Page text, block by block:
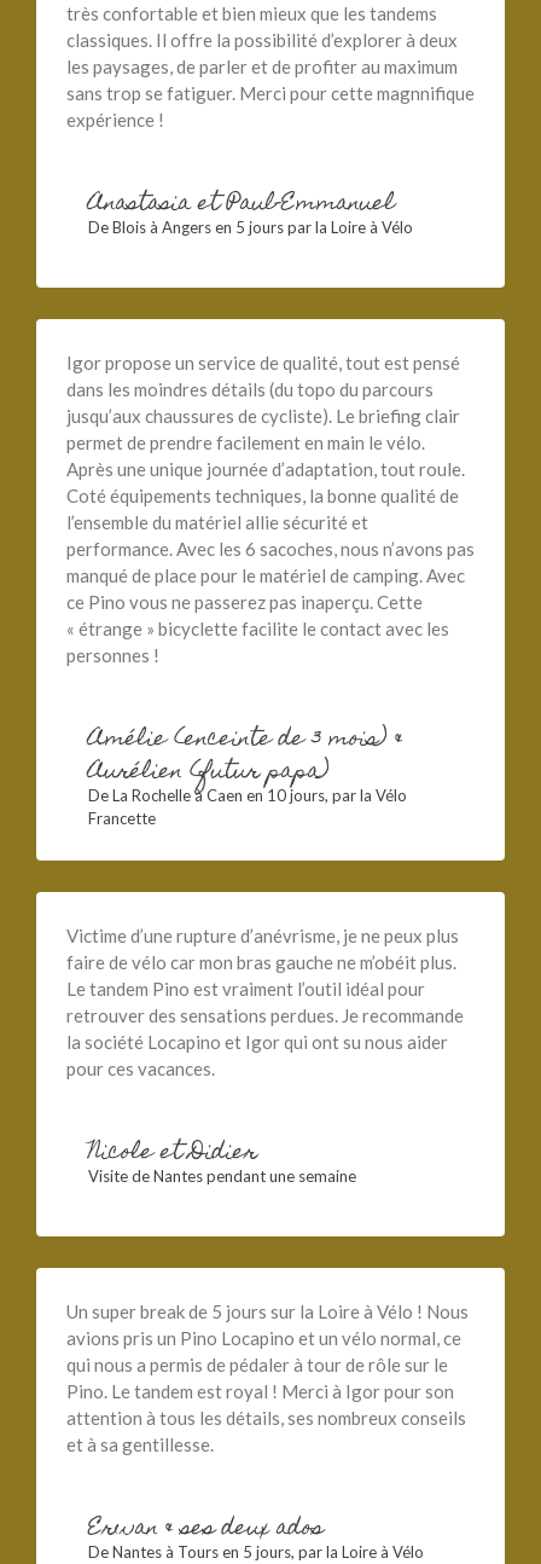
très confortable et bien mieux que les tandems
classiques. Il offre la possibilité d’explorer à deux
les paysages, de parler et de profiter au maximum
sans trop se fatiguer. Merci pour cette magnnifique
expérience !
Anastasia et Paul-Emmanuel
De Blois à Angers en 5 jours par la Loire à Vélo
Igor propose un service de qualité, tout est pensé
dans les moindres détails (du topo du parcours
jusqu’aux chaussures de cycliste). Le briefing clair
permet de prendre facilement en main le vélo.
Après une unique journée d’adaptation, tout roule.
Coté équipements techniques, la bonne qualité de
l’ensemble du matériel allie sécurité et
performance. Avec les 6 sacoches, nous n’avons pas
manqué de place pour le matériel de camping. Avec
ce Pino vous ne passerez pas inaperçu. Cette
« étrange » bicyclette facilite le contact avec les
personnes !
Amélie (enceinte de 3 mois) &
Aurélien (futur papa)
De La Rochelle à Caen en 10 jours, par la Vélo
Francette
Victime d’une rupture d’anévrisme, je ne peux plus
faire de vélo car mon bras gauche ne m’obéit plus.
Le tandem Pino est vraiment l’outil idéal pour
retrouver des sensations perdues. Je recommande
la société Locapino et Igor qui ont su nous aider
pour ces vacances.
Nicole et Didier
Visite de Nantes pendant une semaine
Un super break de 5 jours sur la Loire à Vélo ! Nous
avions pris un Pino Locapino et un vélo normal, ce
qui nous a permis de pédaler à tour de rôle sur le
Pino. Le tandem est royal ! Merci à Igor pour son
attention à tous les détails, ses nombreux conseils
et à sa gentillesse.
Erwan & ses deux ados
De Nantes à Tours en 5 jours, par la Loire à Vélo